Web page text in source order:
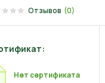
Отзывов (0)
Нет сертификата